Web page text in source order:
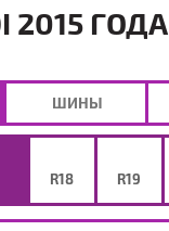
2015 ГОДА
R18 R19
ШИНЫ